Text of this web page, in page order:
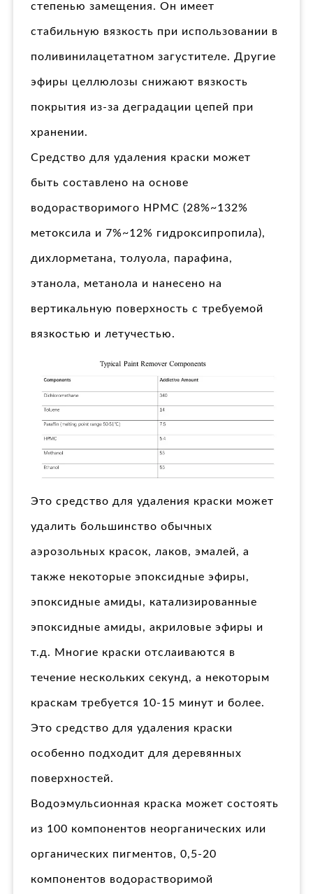
степенью замещения. Он имеет
стабильную вязкость при использовании в
поливинилацетатном загустителе. Другие
эфиры целлюлозы снижают вязкость
покрытия из-за деградации цепей при
хранении.
Средство для удаления краски может
быть составлено на основе
водорастворимого HPMC (28%~132%
метоксила и 7%~12% гидроксипропила),
дихлорметана, толуола, парафина,
этанола, метанола и нанесено на
вертикальную поверхность с требуемой
вязкостью и летучестью.
Это средство для удаления краски может
удалить большинство обычных
аэрозольных красок, лаков, эмалей, а
также некоторые эпоксидные эфиры,
эпоксидные амиды, катализированные
эпоксидные амиды, акриловые эфиры и
т.д. Многие краски отслаиваются в
течение нескольких секунд, а некоторым
краскам требуется 10-15 минут и более.
Это средство для удаления краски
особенно подходит для деревянных
поверхностей.
Водоэмульсионная краска может состоять
из 100 компонентов неорганических или
органических пигментов, 0,5-20
компонентов водорастворимой